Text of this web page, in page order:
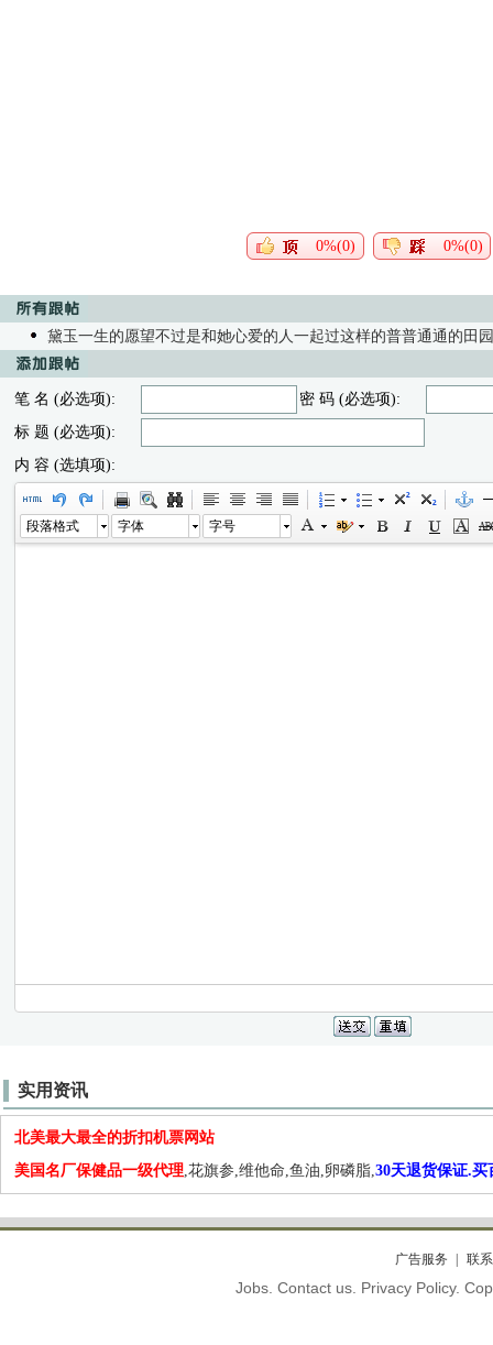
0%(0) 0%(0)
黛玉一生的愿望不过是和她心爱的人一起过这样的普普通通的田
笔 名 (必选项):
密 码 (必选项):
标 题 (必选项):
内 容 (选填项):
段落格式 字体 字号
实用资讯
北美最大最全的折扣机票网站
美国名厂保健品一级代理,花旗参,维他命,鱼油,卵磷脂,30天退货保证.买
广告服务 联
Jobs. Contact us. Privacy Policy.